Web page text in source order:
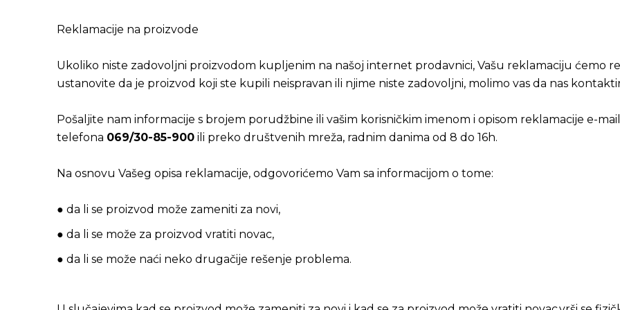
Reklamacije na proizvode
Ukoliko niste zadovoljni proizvodom kupljenim na našoj internet prodavnici, Vašu reklamaciju ćemo
ustanovite da je proizvod koji ste kupili neispravan ili njime niste zadovoljni, molimo vas da nas
Pošaljite nam informacije s brojem porudžbine ili vašim korisničkim imenom i opisom reklamacije e-
telefona 069/30-85-900 ili preko društvenih mreža, radnim danima od 8 do 16h.
Na osnovu Vašeg opisa reklamacije, odgovorićemo Vam sa informacijom o tome:
● da li se proizvod može zameniti za novi,
● da li se može za proizvod vratiti novac,
● da li se može naći neko drugačije rešenje problema.